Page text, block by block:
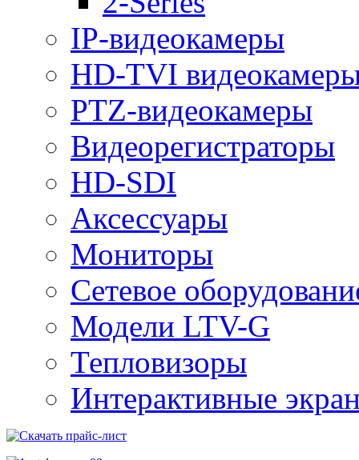
IP-видеокамеры
HD-TVI
PTZ-видеокамеры
Видеорегистраторы
HD-SDI
Аксессуары
Мониторы
Сетевое
Модели LTV-G
Тепловизоры
Интерактивные